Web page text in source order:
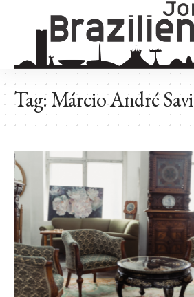
Tag:Márcio André Savi